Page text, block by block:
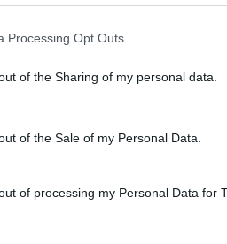
Processing Opt Outs
of the Sharing of my personal data.
of the Sale of my Personal Data.
of processing my Personal Data for